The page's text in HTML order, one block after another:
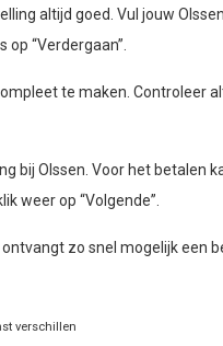
altijd goed. Vul jouw
“Verdergaan”.
te maken. Controleer
bij Olssen. Voor het betalen
weer op “Volgende”.
zo snel mogelijk een
verschillen